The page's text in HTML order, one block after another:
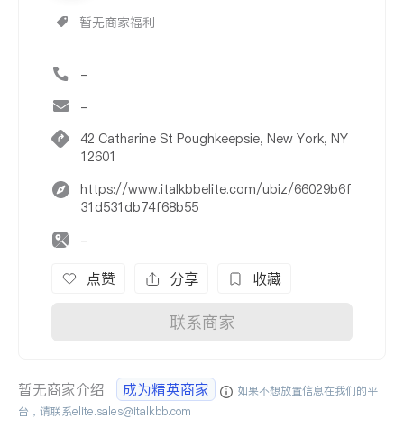
暂无商家福利
-
-
42 Catharine St Poughkeepsie, New York, NY
12601
https://www.italkbbelite.com/ubiz/66029b6f
31d531db74f68b55
-
点赞 分享 收藏
联系商家
暂无商家介绍 成为精英商家
如果不想放置信息在我们的平
台，请联系elite.sales@italkbb.com